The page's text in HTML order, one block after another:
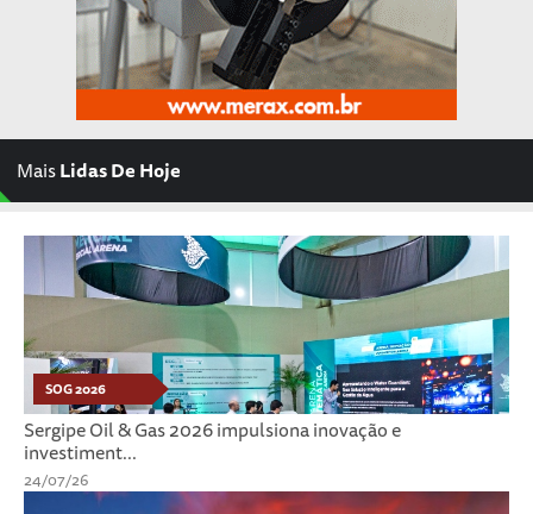
MaisLidas De Hoje
SOG 2026
Sergipe Oil & Gas 2026 impulsiona inovação e
investiment...
24/07/26